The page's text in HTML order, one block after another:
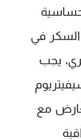
السكر في
يجب
مع